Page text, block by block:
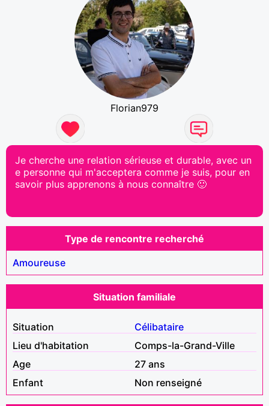
Florian979
Je cherche une relation sérieuse et durable, avec un
e personne qui m'acceptera comme je suis, pour en
savoir plus apprenons à nous connaître 🙂
Type de rencontre recherché
Amoureuse
Situation familiale
Situation
Célibataire
Lieu d'habitation
Comps-la-Grand-Ville
Age
27 ans
Enfant
Non renseigné